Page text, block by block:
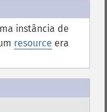
instância de
resource era